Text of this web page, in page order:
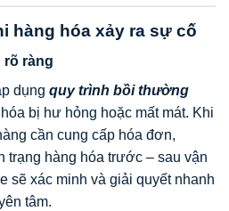
hàng hóa xảy ra sự cố
ràng
dụng quy trình bồi thường
bị hư hỏng hoặc mất mát. Khi
cần cung cấp hóa đơn,
trạng hàng hóa trước – sau vận
sẽ xác minh và giải quyết nhanh
tâm.